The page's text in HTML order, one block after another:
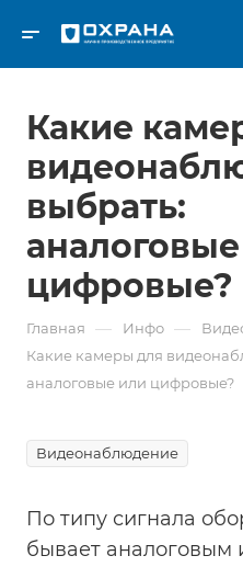
Какие
выбрать:
цифровые?
Главная — Инфо —
Какие камеры для
аналоговые или цифровые?
Видеонаблюдение
По типу сигнала
бывает